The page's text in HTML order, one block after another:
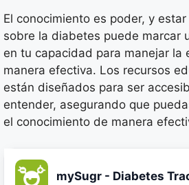
El conocimiento es poder, y
sobre la diabetes puede marcar
en tu capacidad para manejar la
manera efectiva. Los recursos
están diseñados para ser
entender, asegurando que
el conocimiento de manera
mySugr - Diabetes